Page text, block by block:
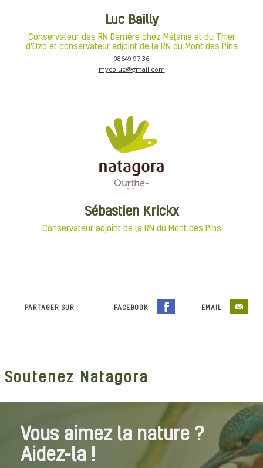
Luc Bailly
Conservateur des RN Derrière chez Mélanie et du Thier
d'Ozo et conservateur adjoint de la RN du Mont des Pins
08649 97 36
mycoluc@gmail.com
Sébastien Krickx
Conservateur adjoint de la RN du Mont des Pins
PARTAGER SUR : FACEBOOK EMAIL
Soutenez Natagora
Vous aimez la nature ?
Aidez-la !